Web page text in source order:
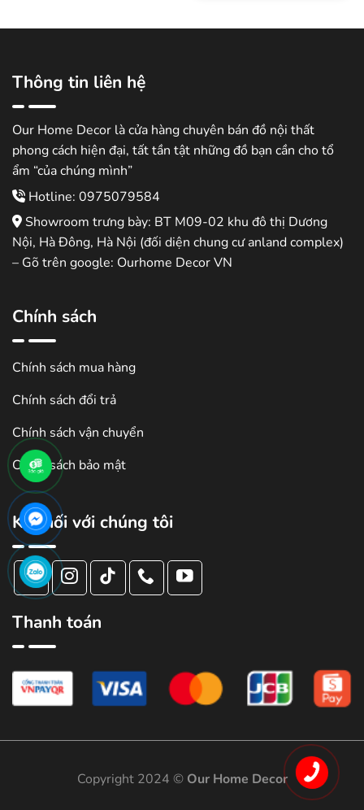
Thông tin liên hệ
Our Home Decor là cửa hàng chuyên bán đồ nội thất
phong cách hiện đại, tất tần tật những đồ bạn cần cho tổ
ẩm “của chúng mình”
Hotline: 0975079584
Showroom trưng bày: BT M09-02 khu đô thị Dương
Nội, Hà Đông, Hà Nội (đối diện chung cư anland complex)
– Gõ trên google: Ourhome Decor VN
Chính sách
Chính sách mua hàng
Chính sách đổi trả
Chính sách vận chuyển
Chính sách bảo mật
Kết nối với chúng tôi
Thanh toán
Copyright 2024 © Our Home Decor